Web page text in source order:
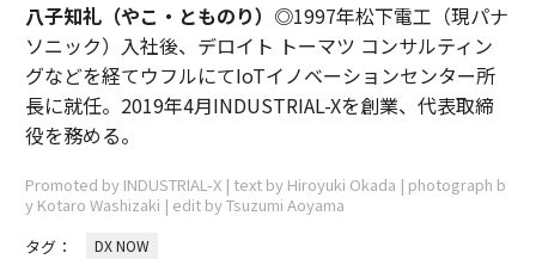
八子知礼（やこ・とものり）◎1997年松下電工（現パナ
ソニック）入社後、デロイト トーマツ コンサルティン
グなどを経てウフルにてIoTイノベーションセンター所
長に就任。2019年4月INDUSTRIAL-Xを創業、代表取締
役を務める。
Promoted by INDUSTRIAL-X | text by Hiroyuki Okada | photograph b
y Kotaro Washizaki | edit by Tsuzumi Aoyama
タグ：
DX NOW